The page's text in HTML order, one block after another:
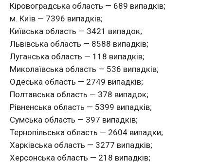
Кіровоградська область — 689 випадків;
м. Київ — 7396 випадків;
Київська область — 3421 випадок;
Львівська область — 8588 випадків;
Луганська область — 118 випадків;
Миколаївська область — 536 випадків;
Одеська область — 2749 випадків;
Полтавська область — 378 випадок;
Рівненська область — 5399 випадків;
Сумська область — 397 випадків;
Тернопільська область — 2604 випадки;
Харківська область — 3277 випадків;
Херсонська область — 218 випадків;